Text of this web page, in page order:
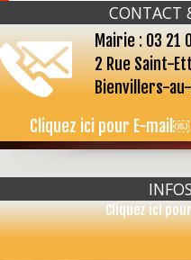
CONTACT
Mairie : 03 21
2 Rue Saint-
Bienvillers-
Cliquez ici pour E-
Cliquez ici